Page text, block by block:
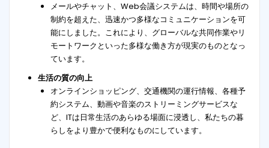
メールやチャット、Web会議システムは、時間や場所の
制約を超えた、迅速かつ多様なコミュニケーションを可
能にしました。これにより、グローバルな共同作業やリ
モートワークといった多様な働き方が現実のものとなっ
ています。
生活の質の向上
オンラインショッピング、交通機関の運行情報、各種予
約システム、動画や音楽のストリーミングサービスな
ど、ITは日常生活のあらゆる場面に浸透し、私たちの暮
らしをより豊かで便利なものにしています。